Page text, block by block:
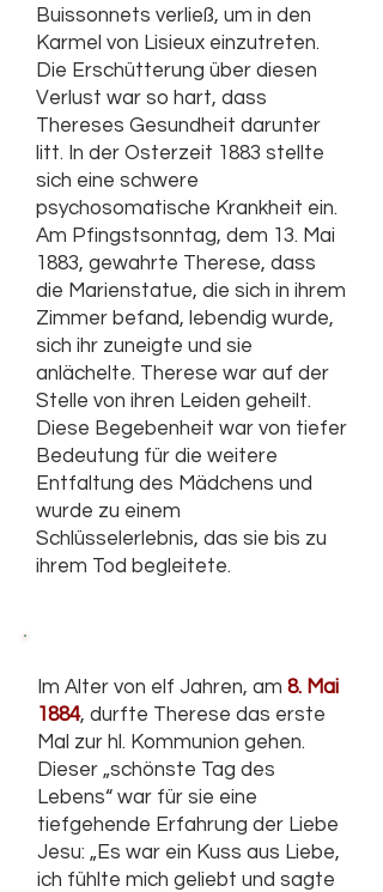
Buissonnets verließ, um in den
Karmel von Lisieux einzutreten.
Die Erschütterung über diesen
Verlust war so hart, dass
Thereses Gesundheit darunter
litt. In der Osterzeit 1883 stellte
sich eine schwere
psychosomatische Krankheit ein.
Am Pfingstsonntag, dem 13. Mai
1883, gewahrte Therese, dass
die Marienstatue, die sich in ihrem
Zimmer befand, lebendig wurde,
sich ihr zuneigte und sie
anlächelte. Therese war auf der
Stelle von ihren Leiden geheilt.
Diese Begebenheit war von tiefer
Bedeutung für die weitere
Entfaltung des Mädchens und
wurde zu einem
Schlüsselerlebnis, das sie bis zu
ihrem Tod begleitete.
Im Alter von elf Jahren, am 8. Mai
1884, durfte Therese das erste
Mal zur hl. Kommunion gehen.
Dieser „schönste Tag des
Lebens“ war für sie eine
tiefgehende Erfahrung der Liebe
Jesu: „Es war ein Kuss aus Liebe,
ich fühlte mich geliebt und sagte